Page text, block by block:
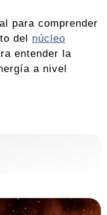
para comprender
del núcleo
entender la
a nivel